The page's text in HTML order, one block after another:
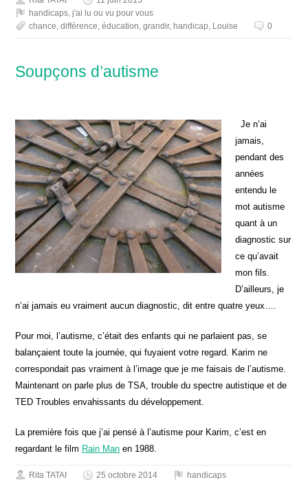
handicaps,j'ai lu ou vu pour vous
chance,différence,éducation,grandir, handicap, Louise 0
Soupçons d’autisme
Je n’ai
jamais,
pendant des
années
entendu le
mot autisme
quant à un
diagnostic sur
ce qu’avait
mon fils.
D’ailleurs, je
n’ai jamais eu vraiment aucun diagnostic, dit entre quatre yeux….
Pour moi, l’autisme, c’était des enfants qui ne parlaient pas, se
balançaient toute la journée, qui fuyaient votre regard. Karim ne
correspondait pas vraiment à l’image que je me faisais de l’autisme.
Maintenant on parle plus de TSA, trouble du spectre autistique et de
TED Troubles envahissants du développement.
La première fois que j’ai pensé à l’autisme pour Karim, c’est en
regardant le film Rain Man en 1988.
Rita TATAI 25 octobre 2014
handicaps